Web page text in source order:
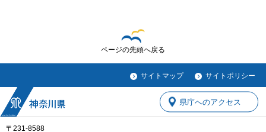
ページの先頭へ戻る
サイトマップ サイトポリシー
〒231-8588
県庁へのアクセス